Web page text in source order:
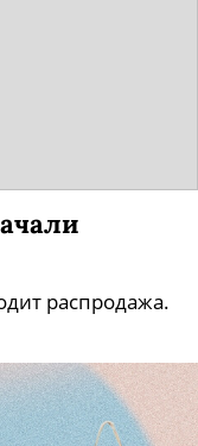
распродажа.